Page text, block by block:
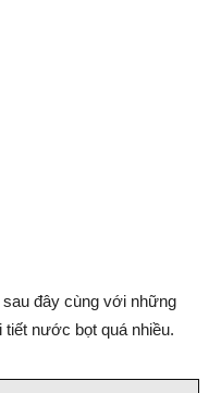
đây cùng với những
tiết nước bọt quá nhiều.